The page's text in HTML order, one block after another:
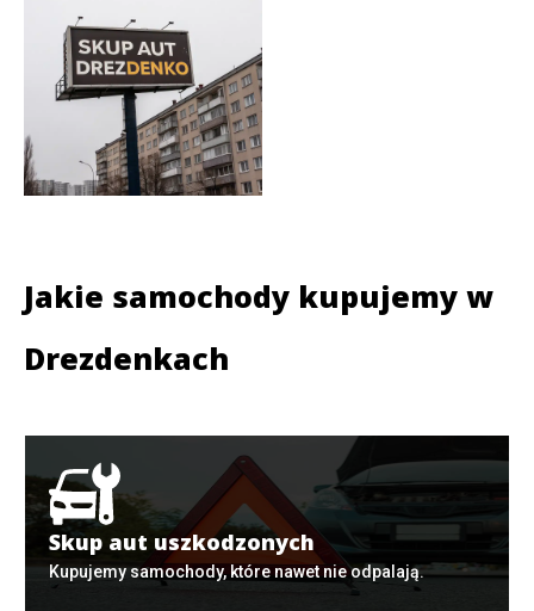
Jakie samochody kupujemy w
Drezdenkach
Skup aut uszkodzonych
Kupujemy samochody, które nawet nie odpalają.